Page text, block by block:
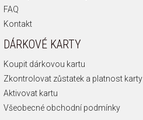
FAQ
Kontakt
DÁRKOVÉ KARTY
Koupit dárkovou kartu
Zkontrolovat zůstatek a platnost karty
Aktivovat kartu
Všeobecné obchodní podmínky